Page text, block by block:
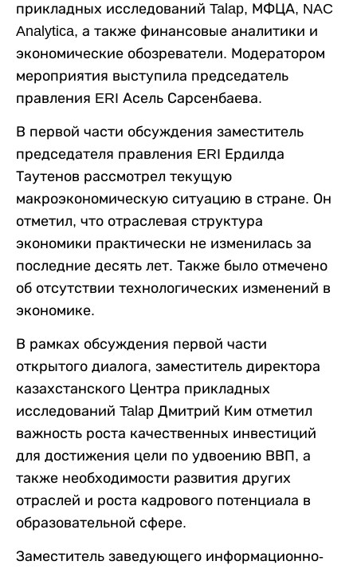
прикладных исследований Talap, МФЦА, NAC
Analytica, а также финансовые аналитики и
экономические обозреватели. Модератором
мероприятия выступила председатель
правления ERI Асель Сарсенбаева.
В первой части обсуждения заместитель
председателя правления ERI Ердилда
Таутенов рассмотрел текущую
макроэкономическую ситуацию в стране. Он
отметил, что отраслевая структура
экономики практически не изменилась за
последние десять лет. Также было отмечено
об отсутствии технологических изменений в
экономике.
В рамках обсуждения первой части
открытого диалога, заместитель директора
казахстанского Центра прикладных
исследований Talap Дмитрий Ким отметил
важность роста качественных инвестиций
для достижения цели по удвоению ВВП, а
также необходимости развития других
отраслей и роста кадрового потенциала в
образовательной сфере.
Заместитель заведующего информационно-